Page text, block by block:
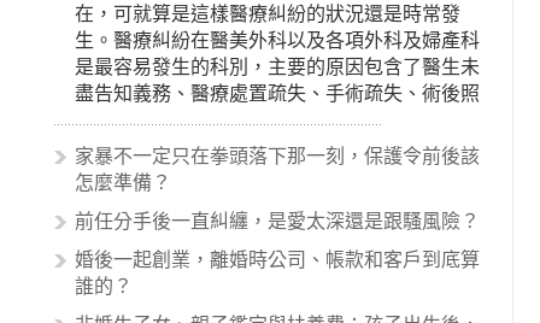
在，可就算是這樣醫療糾紛的狀況還是時常發
生。醫療糾紛在醫美外科以及各項外科及婦產科
是最容易發生的科別，主要的原因包含了醫生未
盡告知義務、醫療處置疏失、手術疏失、術後照
顧失當、醫療費用的收取。雖然醫學進步，但醫
生與病患之間引起的糾紛還是經常發生。很多案
例中最後都走向訴訟流程，我們如果不幸遇到相
的內容其實非常多，有些案例…
家暴不一定只在拳頭落下那一刻，保護令前後該
怎麼準備？
前任分手後一直糾纏，是愛太深還是跟騷風險？
婚後一起創業，離婚時公司、帳款和客戶到底算
誰的？